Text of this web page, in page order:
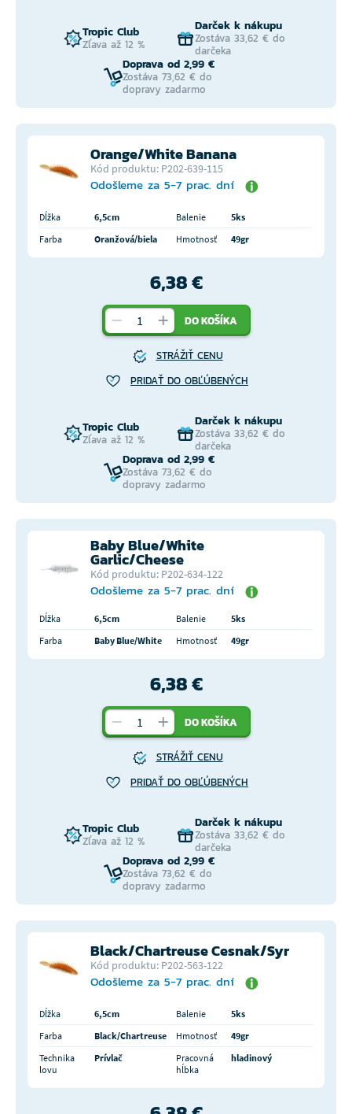
Tropic Club
Zľava až 12 %
Darček k nákupu
Zostáva 33,62 € do
darčeka
Doprava od 2,99 €
Zostáva 73,62 € do
dopravy zadarmo
Orange/White Banana
Kód produktu: P202-639-115
Odošleme za 5-7 prac. dní
Dĺžka 6,5cm Balenie
5ks
Farba
Oranžová/biela Hmotnosť 49gr
6,38 €
DO KOŠÍKA
STRÁŽIŤ CENU
PRIDAŤ DO OBĽÚBENÝCH
Tropic Club
Zľava až 12 %
Darček k nákupu
Zostáva 33,62 € do
darčeka
Doprava od 2,99 €
Zostáva 73,62 € do
dopravy zadarmo
Baby Blue/White
Garlic/Cheese
Kód produktu: P202-634-122
Odošleme za 5-7 prac. dní
Dĺžka 6,5cm Balenie
5ks
Farba
Baby Blue/White Hmotnosť 49gr
6,38 €
DO KOŠÍKA
STRÁŽIŤ CENU
PRIDAŤ DO OBĽÚBENÝCH
Tropic Club
Zľava až 12 %
Darček k nákupu
Zostáva 33,62 € do
darčeka
Doprava od 2,99 €
Zostáva 73,62 € do
dopravy zadarmo
Black/Chartreuse Cesnak/Syr
Kód produktu: P202-563-122
Odošleme za 5-7 prac. dní
Dĺžka 6,5cm Balenie
5ks
Farba
Black/Chartreuse Hmotnosť
49gr
Technika
lovu
Prívlač
Pracovná
hĺbka
hladinový